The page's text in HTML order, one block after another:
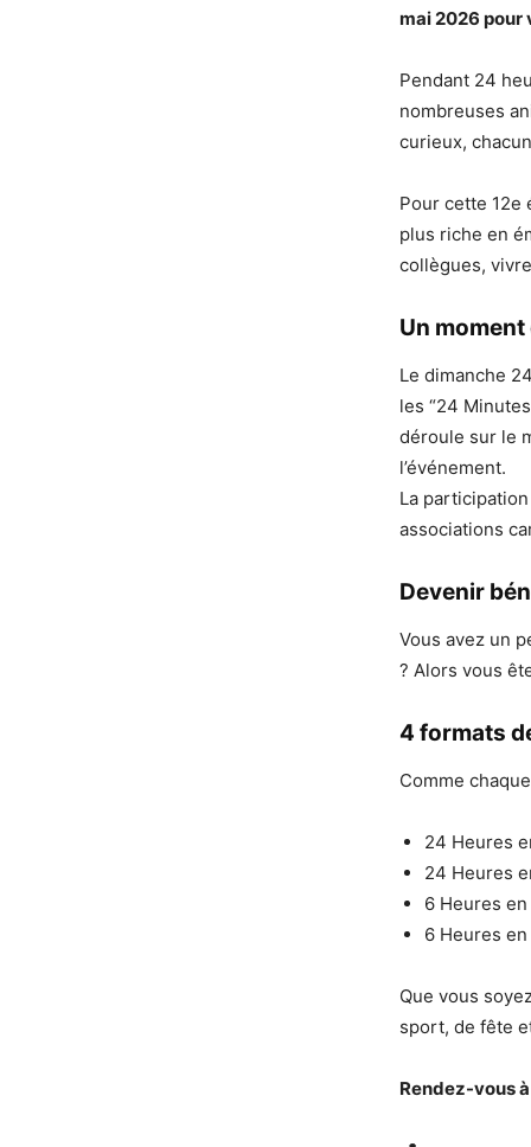
mai 2026 pour
Pendant 24
nombreuses
curieux,
Pour cette 12e
plus riche en
collègues,
Un
Le dimanche
les “24
déroule sur le
l’événement.
La
associations
Devenir
Vous avez un
? Alors vous
4 formats
Comme
24 Heures
24 Heures
6 Heures
6 Heures
Que vous
sport, de fête
Rendez-vous